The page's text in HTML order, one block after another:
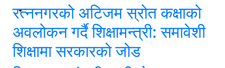
रत्ननगरको अटिजम स्रोत कक्षाको
अवलोकन गर्दै शिक्षामन्त्री: समावेशी
शिक्षामा सरकारको जोड